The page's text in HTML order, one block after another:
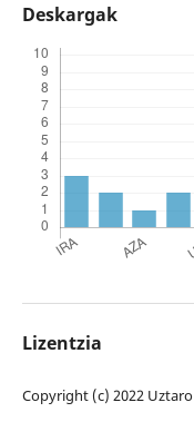
Deskargak
Lizentzia
Copyright (c) 2022 Uztaro